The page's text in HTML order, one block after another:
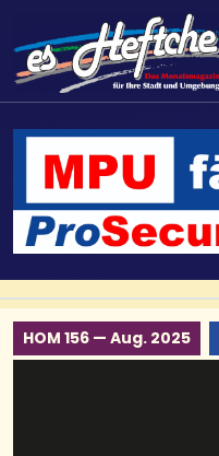
HOM 156 — Aug. 2025